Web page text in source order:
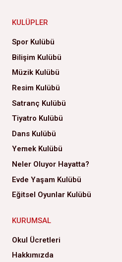
KULÜPLER
Spor Kulübü
Bilişim Kulübü
Müzik Kulübü
Resim Kulübü
Satranç Kulübü
Tiyatro Kulübü
Dans Kulübü
Yemek Kulübü
Neler Oluyor Hayatta?
Evde Yaşam Kulübü
Eğitsel Oyunlar Kulübü
KURUMSAL
Okul Ücretleri
Hakkımızda